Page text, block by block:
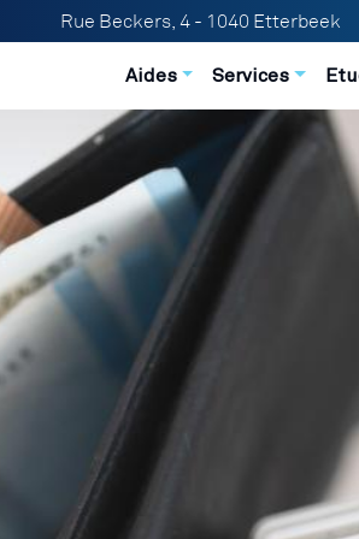
Rue Beckers, 4 - 1040 Etterbeek
Navigation principale
Aides Services